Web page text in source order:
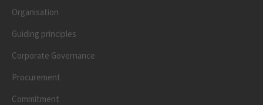
Organisation
Guiding principles
Corporate Governance
Procurement
Commitment